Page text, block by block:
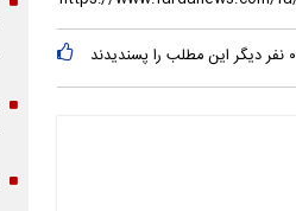
۰ نفر دیگر این مطلب را پسندیدند